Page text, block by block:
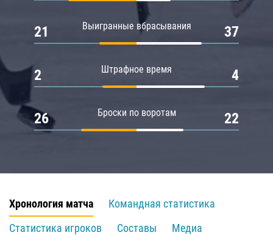
Выигранные вбрасывания
21 37
Штрафное время
2 4
Броски по воротам
26 22
Хронология матча
Командная статистика
Статистика игроков
Составы
Медиа